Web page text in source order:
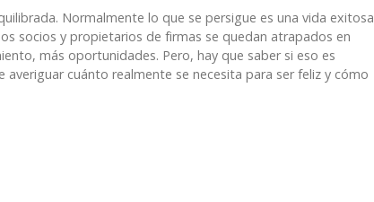
Normalmente lo que se persigue es una vida exitosa
socios y propietarios de firmas se quedan atrapados en
más oportunidades. Pero, hay que saber si eso es
cuánto realmente se necesita para ser feliz y cómo